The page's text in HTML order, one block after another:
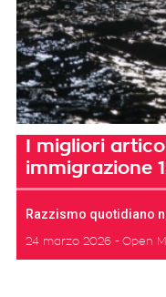
I migliori
immigrazione
Razzismo quotidiano
24 marzo 2026 Open